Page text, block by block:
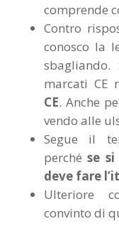
comprende
Contro
conosco la
marcati CE
CE. Anche
vendo alle
Segue il
perchése
deve fare
Ulteriore
convinto di